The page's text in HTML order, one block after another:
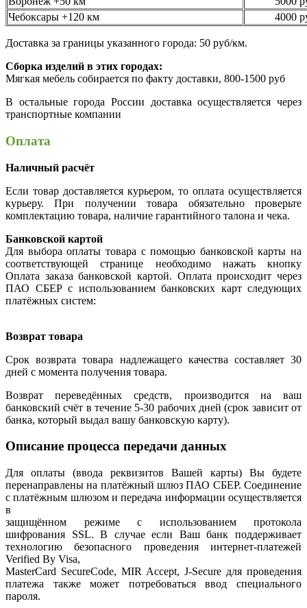
Чебоксары +120 км
4000
Доставка за границы указанного города: 50 руб/км.
Сборка изделий в этих городах:
Мягкая мебель собирается по факту доставки, 800-1500 руб
В остальные города России доставка осуществляется через
транспортные компании
Оплата
Наличный расчёт
Если товар доставляется курьером, то оплата осуществляется
курьеру. При получении товара обязательно проверьте
комплектацию товара, наличие гарантийного талона и чека.
Банковской картой
Для выбора оплаты товара с помощью банковской карты на
соответствующей странице необходимо нажать кнопку
Оплата заказа банковской картой. Оплата происходит через
ПАО СБЕР с использованием банковских карт следующих
платёжных систем:
Возврат товара
Срок возврата товара надлежащего качества составляет 30
дней с момента получения товара.
Возврат переведённых средств, производится на ваш
банковский счёт в течение 5-30 рабочих дней (срок зависит от
банка, который выдал вашу банковскую карту).
Описание процесса передачи данных
Для оплаты (ввода реквизитов Вашей карты) Вы будете
перенаправлены на платёжный шлюз ПАО СБЕР. Соединение
с платёжным шлюзом и передача информации осуществляется
в
защищённом режиме с использованием протокола
шифрования SSL. В случае если Ваш банк поддерживает
технологию безопасного проведения интернет-платежей
Verified By Visa,
MasterCard SecureCode, MIR Accept, J-Secure для проведения
платежа также может потребоваться ввод специального
пароля.